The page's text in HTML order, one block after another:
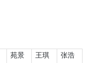
苑景
王琪 张浩